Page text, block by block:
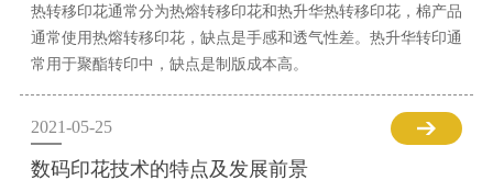
热转移印花通常分为热熔转移印花和热升华热转移印花，棉产品
通常使用热熔转移印花，缺点是手感和透气性差。热升华转印通
常用于聚酯转印中，缺点是制版成本高。
2021-05-25
数码印花技术的特点及发展前景